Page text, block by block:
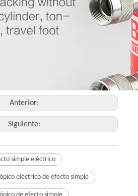
Anterior:
Siguiente:
simple eléctrico
eléctrico de efecto simple